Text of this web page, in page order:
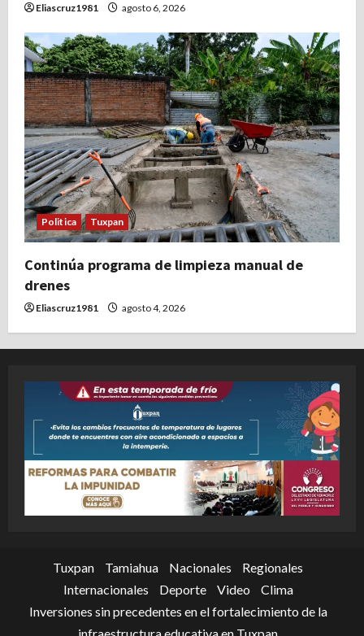
Eliascruz1981 agosto 6, 2026
Politica Tuxpan
Continúa programa de limpieza manual de
drenes
Eliascruz1981 agosto 4, 2026
Tuxpan Tamiahua Nacionales
Regionales
Internacionales
Deporte Video
Clima
Inversiones sin precedentes en el fortalecimiento de la